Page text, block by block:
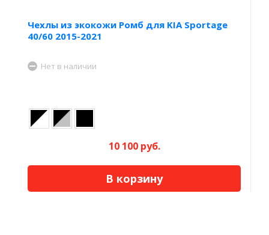
Чехлы из экокожи Ромб для KIA Sportage
40/60 2015-2021
Нет в наличии
10 100 руб.
В корзину